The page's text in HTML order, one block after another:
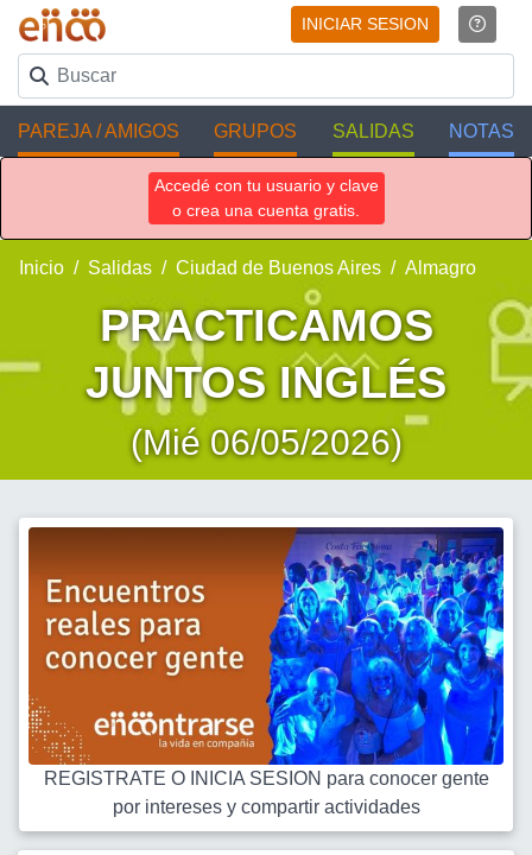
INICIAR SESION
PAREJA / AMIGOS GRUPOS SALIDAS NOTAS
Accedé con tu usuario y clave
o crea una cuenta gratis.
Inicio Salidas Ciudad de Buenos Aires Almagro
PRACTICAMOS
JUNTOS INGLÉS
(Mié 06/05/2026)
REGISTRATE O INICIA SESION para conocer gente
por intereses y compartir actividades